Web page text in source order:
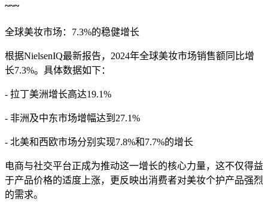
~~~
全球美妆市场：7.3%的稳健增长
根据NielsenIQ最新报告，2024年全球美妆市场销售额同比增
长7.3%。具体数据如下：
- 拉丁美洲增长高达19.1%
- 非洲及中东市场增幅达到27.1%
- 北美和西欧市场分别实现7.8%和7.7%的增长
电商与社交平台正成为推动这一增长的核心力量，这不仅得益
于产品价格的适度上涨，更反映出消费者对美妆个护产品强烈
的需求。